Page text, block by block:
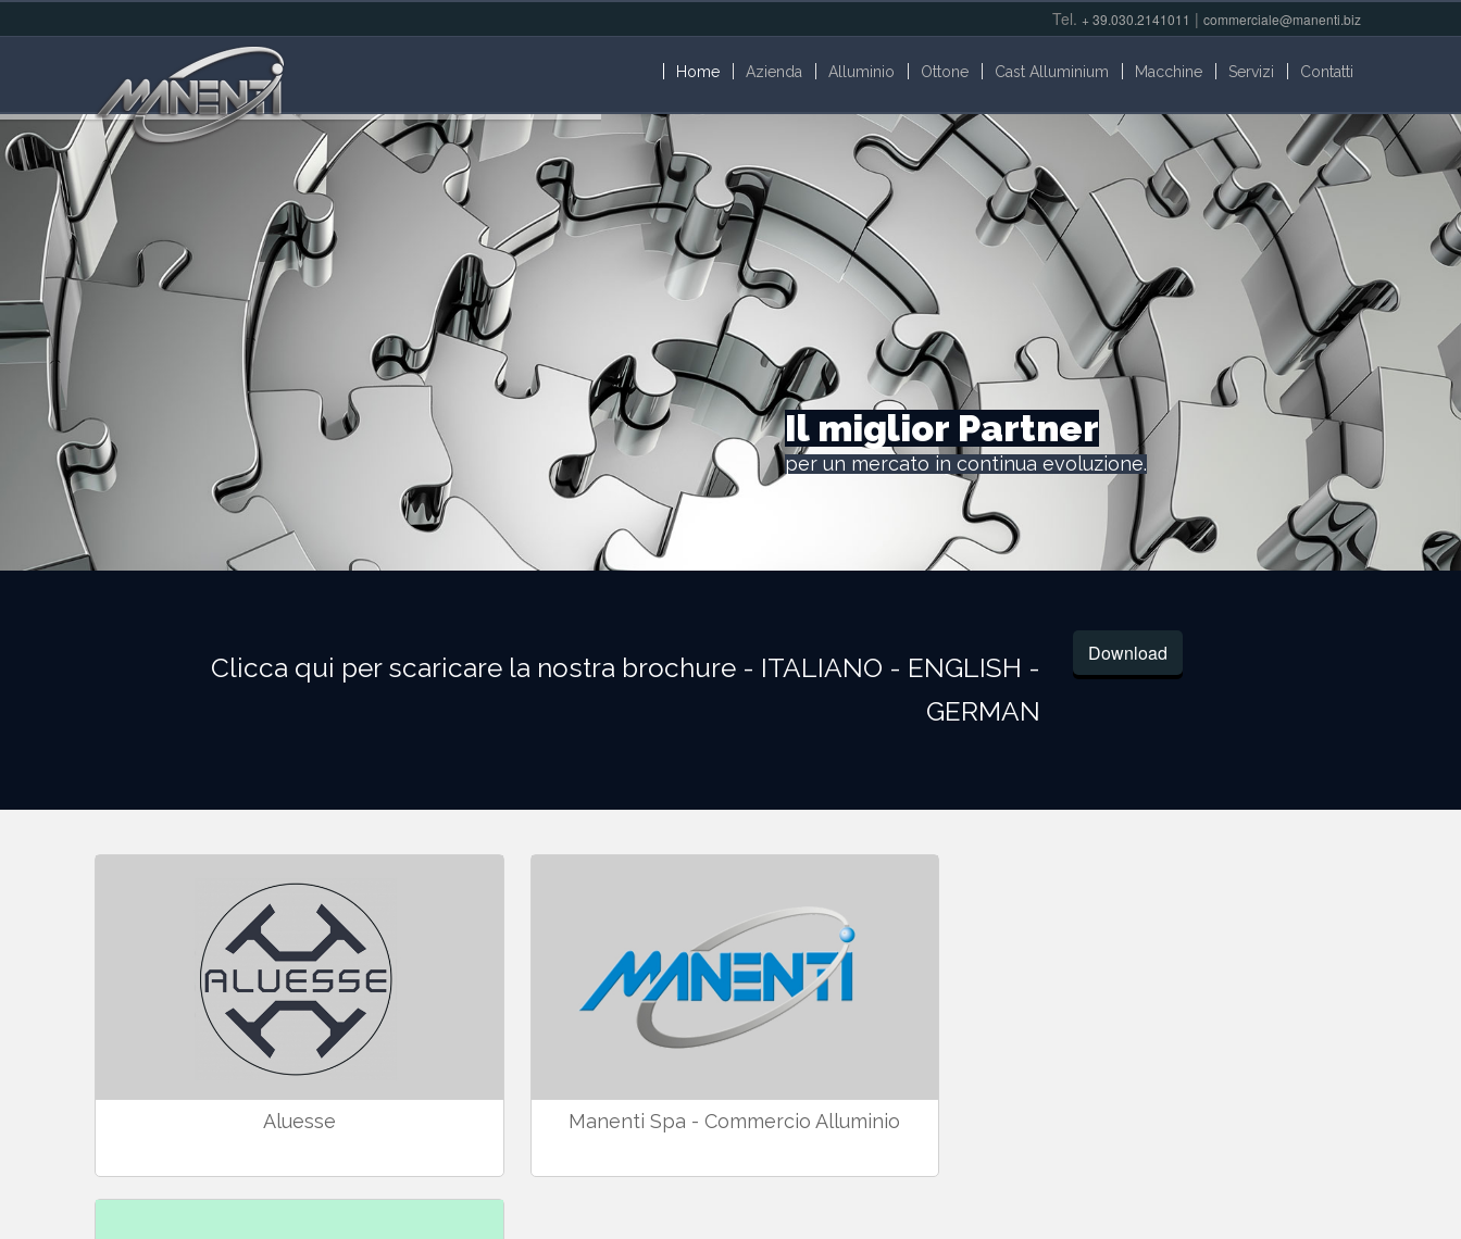
Tel. + 39.030.2141011 | commerciale@manenti.biz
Home Azienda Alluminio Ottone Cast Alluminium Macchine Servizi Contatti
Il miglior Partner
per un mercato in continua evoluzione.
Clicca qui per scaricare la nostra brochure - ITALIANO - ENGLISH -
GERMAN
Download
Aluesse Manenti Spa - Commercio Alluminio